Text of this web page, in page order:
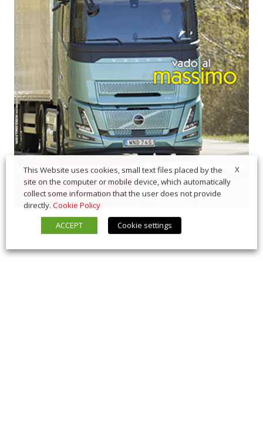
X
This Website uses cookies, small text files placed by the
site on the computer or mobile device, which automatically
collect some information that the user does not provide
directly. Cookie Policy
ACCEPT
Cookie settings